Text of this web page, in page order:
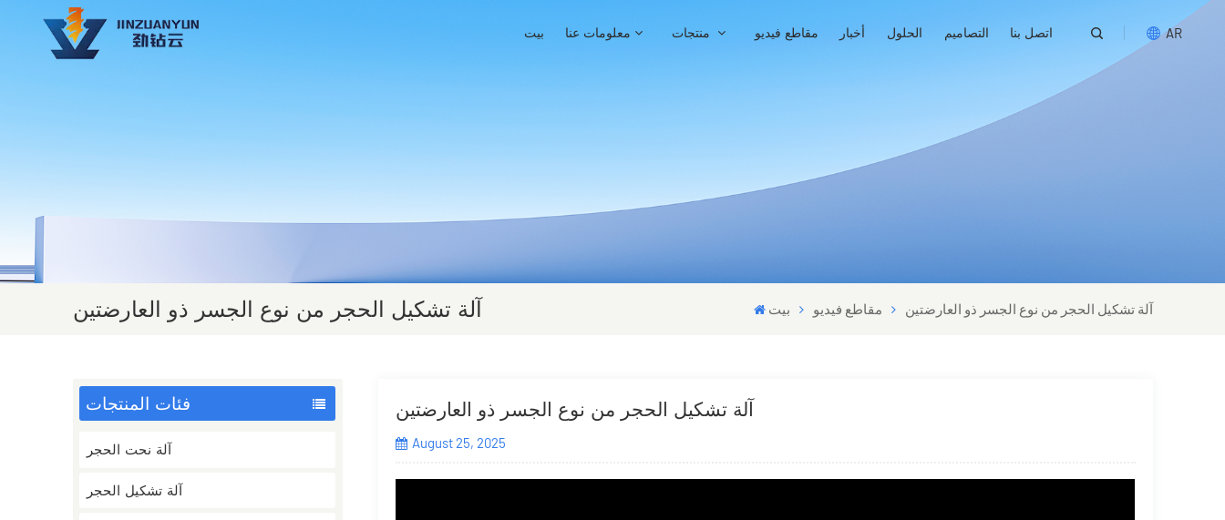
بيت معلومات عنا مقاطع فيديو أخبار الحلول التصاميم اتصل بنا AR
العربية
آلة تشكيل الحجر من نوع الجسر ذو العارضتين بيت مقاطع فيديو آلة تشكيل الحجر من نوع الجسر ذو العارضتين
فئات المنتجات
آلة نحت الحجر
آلة تشكيل الحجر
آلة تشكيل الحجر من نوع الجسر ذو العارضتين
August 25, 2025